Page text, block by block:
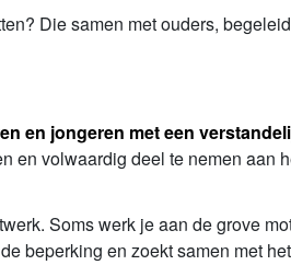
Die samen met ouders,
en jongeren met een
en volwaardig deel te nemen aan
Soms werk je aan de grove
beperking en zoekt samen met